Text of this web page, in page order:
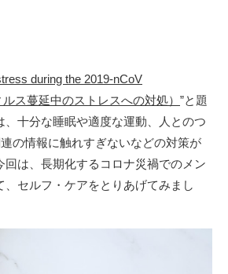
during the 2019-nCoV
ルス蔓延中のストレスへの対処） ”と題
、十分な睡眠や適度な運動、人とのつ
の情報に触れすぎないなどの対策が
回は、長期化するコロナ災禍でのメン
、セルフ・ケアをとりあげてみまし